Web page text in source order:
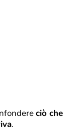
ciò che
.